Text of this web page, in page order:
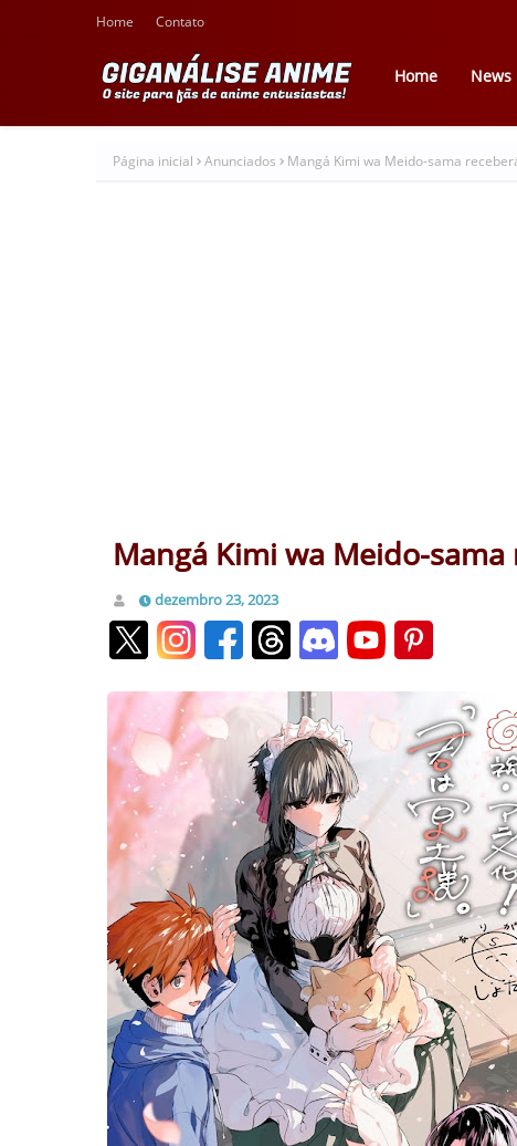
Home Contato
Home News
Página inicial Anunciados Mangá Kimi wa Meido-sama
Mangá Kimi wa Meido-
dezembro 23, 2023